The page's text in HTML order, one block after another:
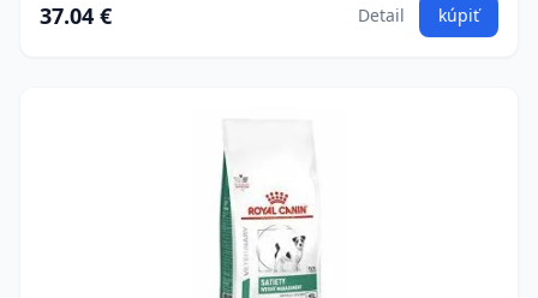
37.04 € Detail kúpiť